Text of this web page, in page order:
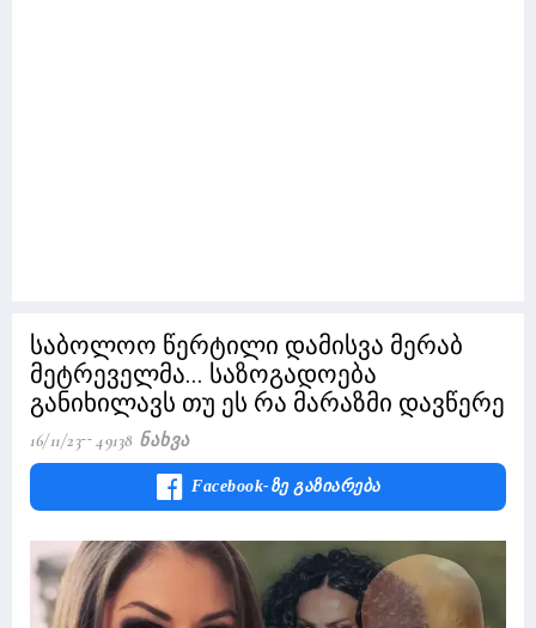
საბოლოო წერტილი დამისვა მერაბ
მეტრეველმა... საზოგადოება
განიხილავს თუ ეს რა მარაზმი დავწერე
16/11/23 49138 Ნახვა
Facebook-Ზე Გაზიარება